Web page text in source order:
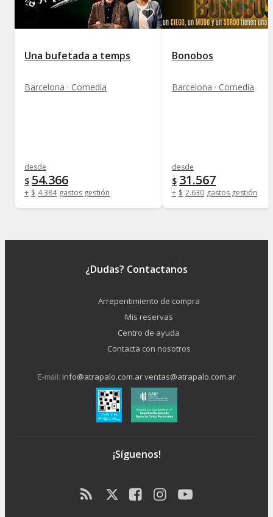
Una bufetada a temps
Barcelona · Comedia
desde
$ 54.366
+ $ 4.384 gastos gestión
Bonobos
Barcelona · Comedia
desde
$ 31.567
+ $ 2.630 gastos gestión
¿Dudas? Contactanos
Arrepentimiento de compra
Mis reservas
Centro de ayuda
Contacta con nosotros
E-mail: info@atrapalo.com.arventas@atrapalo.com.ar
¡Síguenos!